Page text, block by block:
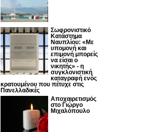
Σωφρονιστικό
Κατάστημα
Ναυπλίου: «Με
υπομονή και
επιμονή μπορείς
να είσαι ο
νικητής» - η
συγκλονιστική
καταγραφή ενός
κρατουμένου που πέτυχε στις
Πανελλαδικές
Αποχαιρετισμός
στο Γιώργο
Μιχαλόπουλο